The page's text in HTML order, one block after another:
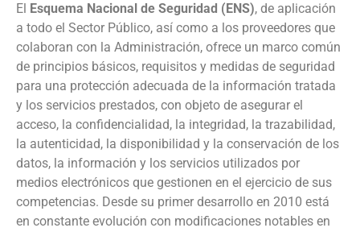
El Esquema Nacional de Seguridad (ENS), de aplicación
a todo el Sector Público, así como a los proveedores que
colaboran con la Administración, ofrece un marco común
de principios básicos, requisitos y medidas de seguridad
para una protección adecuada de la información tratada
y los servicios prestados, con objeto de asegurar el
acceso, la confidencialidad, la integridad, la trazabilidad,
la autenticidad, la disponibilidad y la conservación de los
datos, la información y los servicios utilizados por
medios electrónicos que gestionen en el ejercicio de sus
competencias. Desde su primer desarrollo en 2010 está
en constante evolución con modificaciones notables en